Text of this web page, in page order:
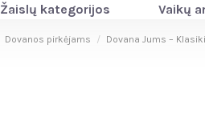
Žaislų kategorijos Vaikų
Dovanos pirkėjams Dovana Jums –